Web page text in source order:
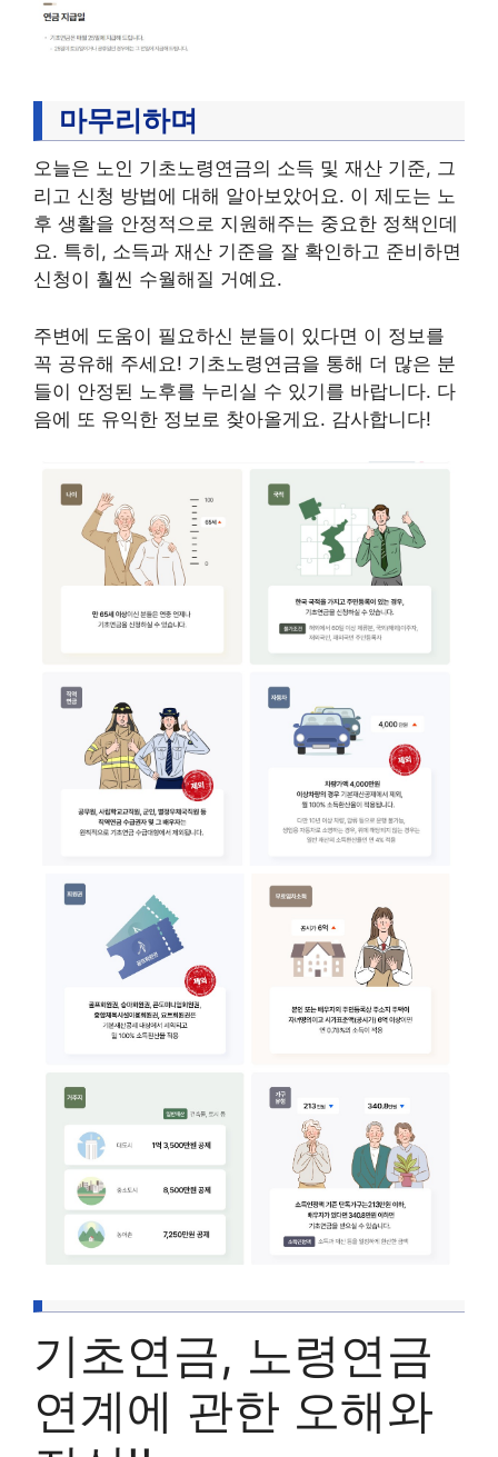
마무리하며
오늘은 노인 기초노령연금의 소득 및 재산 기준, 그
리고 신청 방법에 대해 알아보았어요. 이 제도는 노
후 생활을 안정적으로 지원해주는 중요한 정책인데
요. 특히, 소득과 재산 기준을 잘 확인하고 준비하면
신청이 훨씬 수월해질 거예요.
주변에 도움이 필요하신 분들이 있다면 이 정보를
꼭 공유해 주세요! 기초노령연금을 통해 더 많은 분
들이 안정된 노후를 누리실 수 있기를 바랍니다. 다
음에 또 유익한 정보로 찾아올게요. 감사합니다!
기초연금, 노령연금
연계에 관한 오해와